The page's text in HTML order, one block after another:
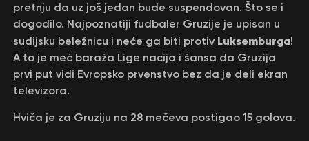
pretnju da uz još jedan bude suspendovan. Što se i
dogodilo. Najpoznatiji fudbaler Gruzije je upisan u
sudijsku beležnicu i neće ga biti protiv Luksemburga!
A to je meč baraža Lige nacija i šansa da Gruzija
prvi put vidi Evropsko prvenstvo bez da je deli ekran
televizora.
Hviča je za Gruziju na 28 mečeva postigao 15 golova.